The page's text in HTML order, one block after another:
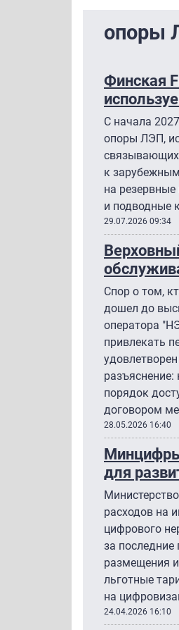
опоры
Финская
С начала
опоры ЛЭП,
связывающих
к
на
и подводные
29.07.2026 09:34
Спор о том,
дошел до
оператора
привлекать
порядок
договором
28.05.2026 16:40
для
расходов на
цифрового
за последние
размещения
льготные
на
24.04.2026 16:10